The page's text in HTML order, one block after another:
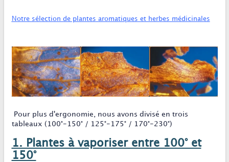
Notre sélection de plantes aromatiques et herbes médicinales
Pour plus d'ergonomie, nous avons divisé en trois
tableaux (100°-150° / 125°-175° / 170°-230°)
1. Plantes à vaporiser entre 100° et
150°